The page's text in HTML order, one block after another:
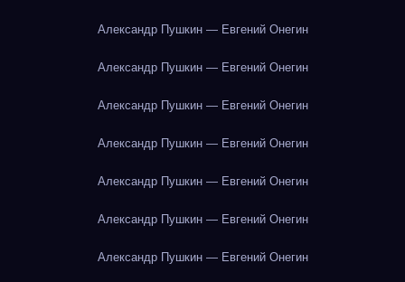
Александр Пушкин — Евгений Онегин
Александр Пушкин — Евгений Онегин
Александр Пушкин — Евгений Онегин
Александр Пушкин — Евгений Онегин
Александр Пушкин — Евгений Онегин
Александр Пушкин — Евгений Онегин
Александр Пушкин — Евгений Онегин